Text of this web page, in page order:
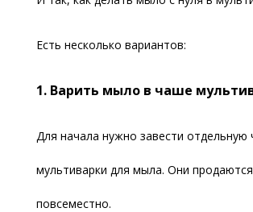
Есть несколько вариантов:
1. Варить мыло в чаше
Для начала нужно завести отдельную
мультиварки для мыла. Они продаются
повсеместно.